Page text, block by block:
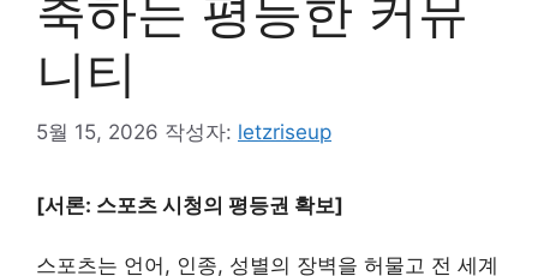
축하는 평등한 커뮤
니티
5월 15, 2026 작성자: letzriseup
[서론: 스포츠 시청의 평등권 확보]
스포츠는 언어, 인종, 성별의 장벽을 허물고 전 세계